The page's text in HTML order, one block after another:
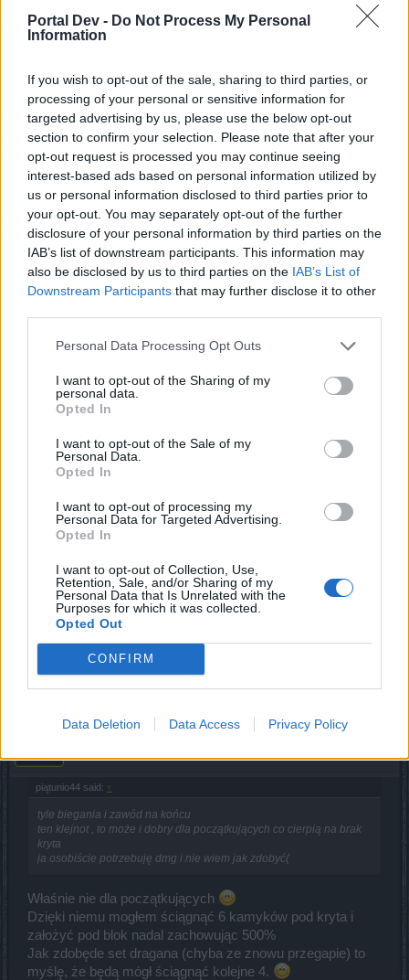
Portal Dev - Do Not Process My Personal
Information
If you wish to opt-out of the sale, sharing to third parties, or
processing of your personal or sensitive information for
targeted advertising by us, please use the below opt-out
section to confirm your selection. Please note that after your
opt-out request is processed you may continue seeing
interest-based ads based on personal information utilized by
us or personal information disclosed to third parties prior to
your opt-out. You may separately opt-out of the further
disclosure of your personal information by third parties on the
IAB’s list of downstream participants. This information may
also be disclosed by us to third parties on the IAB’s List of
Downstream Participants that may further disclose it to other
Personal Data Processing Opt Outs
I want to opt-out of the Sharing of my
personal data.
Opted In
I want to opt-out of the Sale of my
Personal Data.
Opted In
I want to opt-out of processing my
Personal Data for Targeted Advertising.
Opted In
I want to opt-out of Collection, Use,
Retention, Sale, and/or Sharing of my
Personal Data that Is Unrelated with the
Purposes for which it was collected.
Opted Out
CONFIRM
Data Deletion Data Access Privacy Policy
resistance. Slyszalem ze na koncu pasku kranparusa 3/3
bedzie, ale widze ze znowu ten frost fragment poraz 3. To
jest jakis blad czy to jest ten scroll of ice resistance?
Ennika
Padavan
Afkaserious said: ↑
Pytanie co do klejnotu nowego. 1 czesc leci z ostatniego paska
kranparusa, druga z glownego, trzecia do kupienia, a czwarta z
czego to leci? Chodzi mi o scroll of ice resistance. Slyszalem ze na
koncu pasku kranparusa 3/3 bedzie, ale widze ze znowu ten frost
fragment poraz 3. To jest jakis blad czy to jest ten scroll of ice
resistance?
przesilenia.79041/page-8#post-787414
W tym wątku jest wymieniona zawartość prezentu.
AfkaseriousandBA_Yahiko
piątunio44
Active Author
tyle biegania i zawód na końcu
ten klejnot , to może i dobry dla początkujących co cierpią
na brak kryta
.killer.
piątunio44 said: ↑
tyle biegania i zawód na końcu
ten klejnot , to może i dobry dla początkujących co cierpią na brak
kryta
ja osobiście potrzebuję dmg i nie wiem jak zdobyć(
Właśnie nie dla początkujących
Dzięki niemu mogłem ściągnąć 6 kamyków pod kryta i
założyć pod blok nadal zachowując 500%
Jak zdobęde set dragana (chyba ze znowu przegapie) to
myślę, że będą mógł ściągnąć kolejne 4.